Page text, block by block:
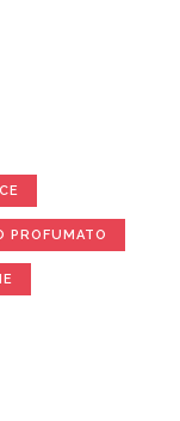
PROFUMATO